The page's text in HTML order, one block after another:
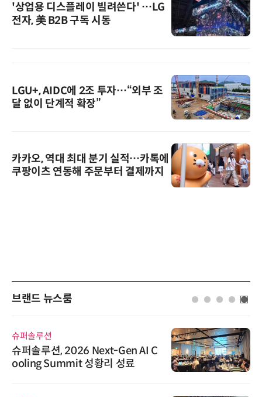
'상업용 디스플레이 빌려쓴다' …LG
전자, 美 B2B 구독 시동
LGU+, AIDC에 2조 투자…“외부 조
달 없이 단계적 확장”
카카오, 역대 최대 분기 실적…카톡에
쿠팡이츠 연동해 주문부터 결제까지
브랜드 뉴스룸
슈퍼솔루션
슈퍼솔루션, 2026 Next-Gen AI C
ooling Summit 성황리 성료